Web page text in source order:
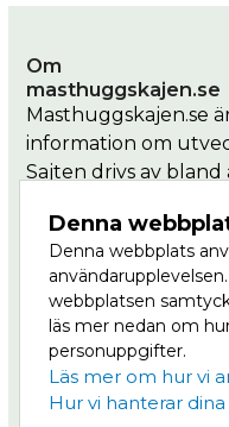
Denna
Denna webbplats
webbplatsen
läs mer nedan om
personuppgifter.
Läs mer om hur vi
Hur vi hanterar
Om
masthuggskajen.se
information om
Sajten drivs av
som är en del av
Masthuggkajen är
Nordens största
centrala Göteborg